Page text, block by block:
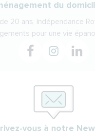
du
20 ans, Indépendance
pour une vie
vous à notre